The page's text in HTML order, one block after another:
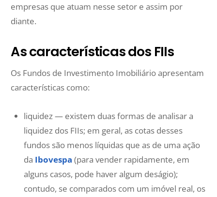
empresas que atuam nesse setor e assim por
diante.
As características dos FIIs
Os Fundos de Investimento Imobiliário apresentam
características como:
liquidez — existem duas formas de analisar a
liquidez dos FIIs; em geral, as cotas desses
fundos são menos líquidas que as de uma ação
da Ibovespa (para vender rapidamente, em
alguns casos, pode haver algum deságio);
contudo, se comparados com um imóvel real, os